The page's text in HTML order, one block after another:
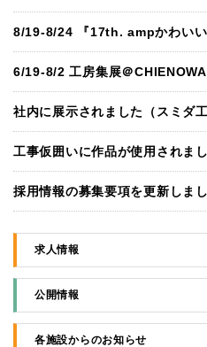
8/19-8/24 『17th. ampかわいい
6/19-8/2 工房集展＠
社内に展示されました（スミダ
工事仮囲いに作品が使用されま
採用情報の募集要項を更新しま
求人情報
公開情報
各施設からのお知らせ